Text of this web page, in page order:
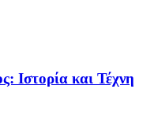
και Τέχνη